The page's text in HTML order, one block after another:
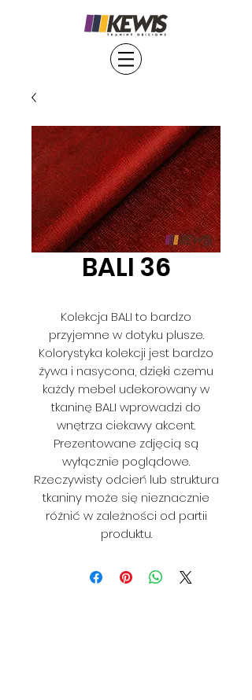
BALI 36
Kolekcja BALI to bardzo
przyjemne w dotyku plusze.
Kolorystyka kolekcji jest bardzo
żywa i nasycona, dzięki czemu
każdy mebel udekorowany w
tkaninę BALI wprowadzi do
wnętrza ciekawy akcent.
Prezentowane zdjęcią są
wyłącznie poglądowe.
Rzeczywisty odcień lub struktura
tkaniny może się nieznacznie
różnić w zależności od partii
produktu.